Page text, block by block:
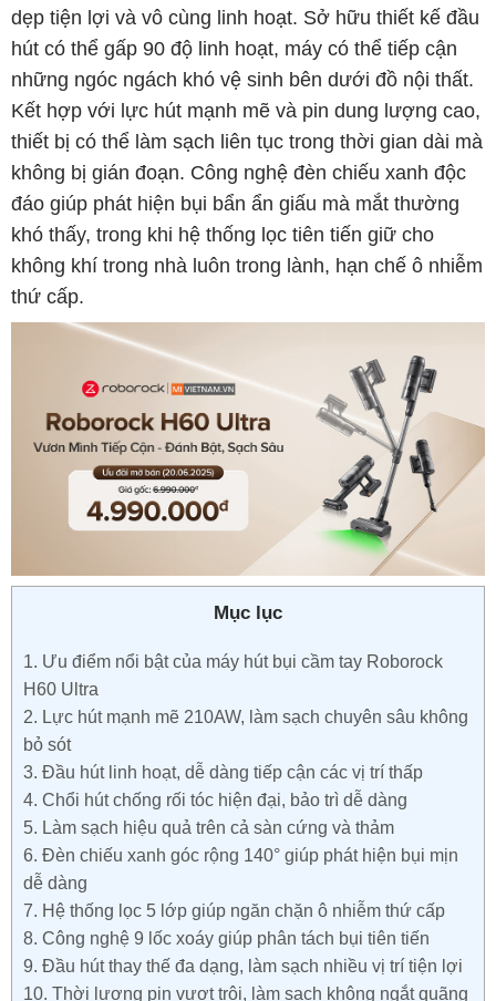
dẹp tiện lợi và vô cùng linh hoạt. Sở hữu thiết kế đầu
hút có thể gấp 90 độ linh hoạt, máy có thể tiếp cận
những ngóc ngách khó vệ sinh bên dưới đồ nội thất.
Kết hợp với lực hút mạnh mẽ và pin dung lượng cao,
thiết bị có thể làm sạch liên tục trong thời gian dài mà
không bị gián đoạn. Công nghệ đèn chiếu xanh độc
đáo giúp phát hiện bụi bẩn ẩn giấu mà mắt thường
khó thấy, trong khi hệ thống lọc tiên tiến giữ cho
không khí trong nhà luôn trong lành, hạn chế ô nhiễm
thứ cấp.
Mục lục
1. Ưu điểm nổi bật của máy hút bụi cầm tay Roborock
H60 Ultra
2. Lực hút mạnh mẽ 210AW, làm sạch chuyên sâu không
bỏ sót
3. Đầu hút linh hoạt, dễ dàng tiếp cận các vị trí thấp
4. Chổi hút chống rối tóc hiện đại, bảo trì dễ dàng
5. Làm sạch hiệu quả trên cả sàn cứng và thảm
6. Đèn chiếu xanh góc rộng 140° giúp phát hiện bụi mịn
dễ dàng
7. Hệ thống lọc 5 lớp giúp ngăn chặn ô nhiễm thứ cấp
8. Công nghệ 9 lốc xoáy giúp phân tách bụi tiên tiến
9. Đầu hút thay thế đa dạng, làm sạch nhiều vị trí tiện lợi
10. Thời lượng pin vượt trội, làm sạch không ngắt quãng